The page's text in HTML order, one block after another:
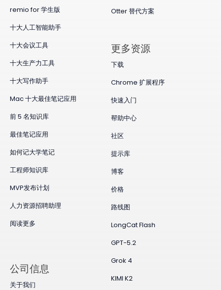
Otter 替代方案
remio for 学生版
十大人工智能助手
十大会议工具
十大生产力工具
十大写作助手
Mac 十大最佳笔记应用
前 5 名知识库
最佳笔记应用
如何记大学笔记
工程师知识库
MVP发布计划
人力资源招聘助理
阅读更多
更多资源
下载
Chrome 扩展程序
快速入门
帮助中心
社区
提示库
博客
价格
路线图
LongCat Flash
GPT-5.2
Grok 4
KIMI K2
公司信息
关于我们